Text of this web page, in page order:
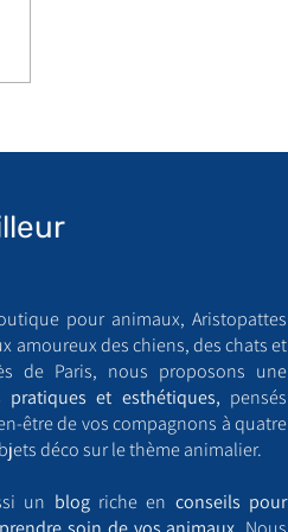
pour animaux, Aristopattes
amoureux des chiens, des chats et
de Paris, nous proposons une
et esthétiques, pensés
être de vos compagnons à quatre
déco sur le thème animalier.
un blogriche en conseils pour